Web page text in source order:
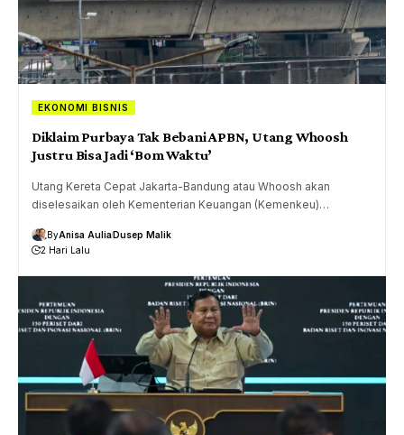
EKONOMI BISNIS
Diklaim Purbaya Tak Bebani APBN, Utang Whoosh
Justru Bisa Jadi ‘Bom Waktu’
Utang Kereta Cepat Jakarta-Bandung atau Whoosh akan
diselesaikan oleh Kementerian Keuangan (Kemenkeu)…
ByAnisa AuliaDusep Malik
2 Hari Lalu